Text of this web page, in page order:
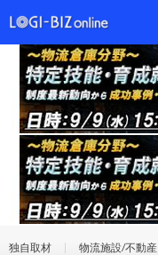
独自取材 物流施設/不動産